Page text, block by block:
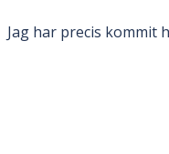
Jag har precis kommit